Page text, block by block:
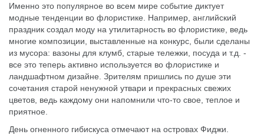
Именно это популярное во всем мире событие диктует
модные тенденции во флористике. Например, английский
праздник создал моду на утилитарность во флористике, ведь
многие композиции, выставленные на конкурс, были сделаны
из мусора: вазоны для клумб, старые тележки, посуда и т.д. -
все это теперь активно используется во флористике и
ландшафтном дизайне. Зрителям пришлись по душе эти
сочетания старой ненужной утвари и прекрасных свежих
цветов, ведь каждому они напомнили что-то свое, теплое и
приятное.
День огненного гибискуса отмечают на островах Фиджи.